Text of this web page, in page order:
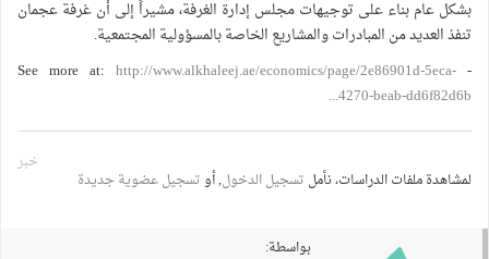
بشكل عام بناء على توجيهات مجلس إدارة الغرفة، مشيراً إلى أن غرفة عجمان
تنفذ العديد من المبادرات والمشاريع الخاصة بالمسؤولية المجتمعية.
- See more at:
http://www.alkhaleej.ae/economics/page/2e86901d-5eca-
4270-beab-dd6f82d6b...
خبر
لمشاهدة ملفات الدراسات، نأمل تسجيل الدخول, أوتسجيل عضوية جديدة
بواسطة: